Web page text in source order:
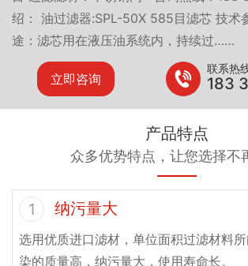
绍： 油过滤器:SPL-50X 585目滤芯 技术
途：滤芯用在液压油系统内，持续过……
立即咨询
联系热
183
产品特点
众多优势特点，让您选择不
1 纳污量大
选用优质进口滤材，单位面积过滤材料
染的质量高，纳污量大，使用寿命长。